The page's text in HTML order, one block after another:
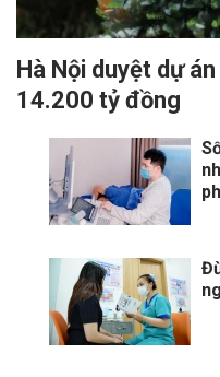
Hà Nội duyệt dự
14.200 tỷ đồng